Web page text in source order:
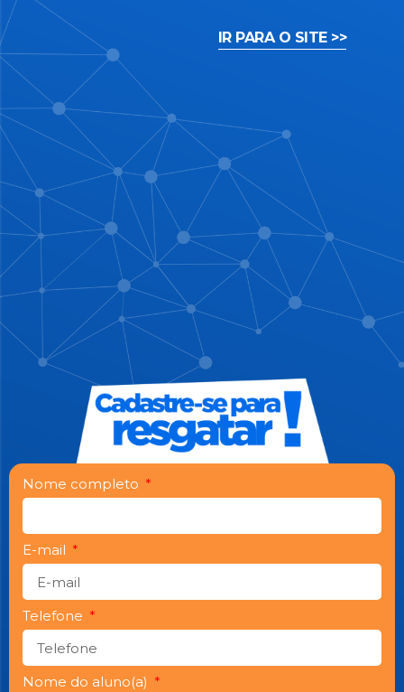
IR PARA O SITE >>
Nome completo
E-mail
Telefone
Nome do aluno(a)